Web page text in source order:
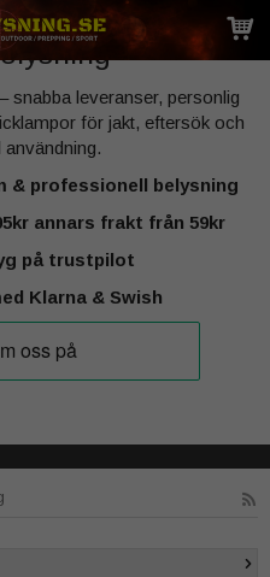
kraftfull jakt‑ och
snabba leveranser, personlig
för jakt, eftersök och
& professionell belysning
annars frakt från 59kr
på trustpilot
Klarna & Swish
i varukorgen